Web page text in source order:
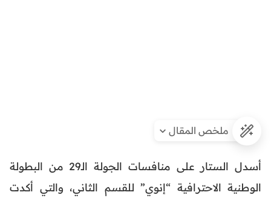
ملخص المقال
أسدل الستار على منافسات الجولة الـ29 من البطولة
الوطنية الاحترافية “إنوي” للقسم الثاني، والتي أكدت